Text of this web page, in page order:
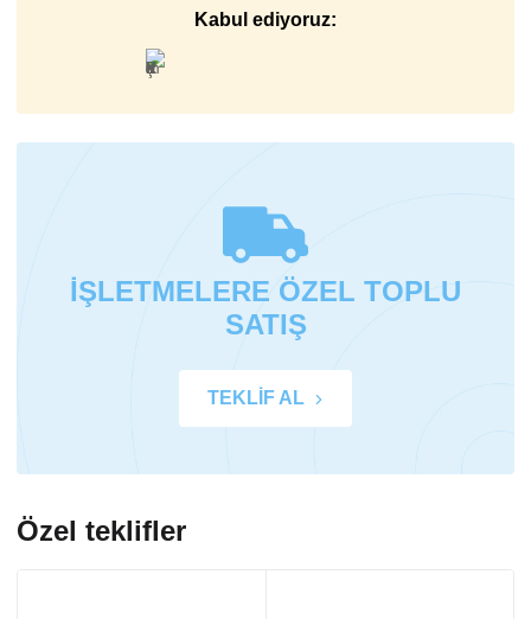
Kabul ediyoruz:
İŞLETMELERE ÖZEL TOPLU
SATIŞ
TEKLİF AL
Özel teklifler